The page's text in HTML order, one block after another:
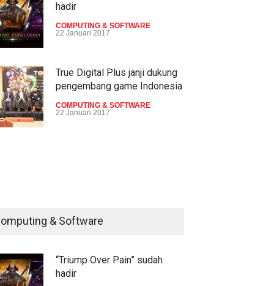
hadir
COMPUTING & SOFTWARE
22 Januari 2017
True Digital Plus janji dukung
pengembang game Indonesia
COMPUTING & SOFTWARE
22 Januari 2017
pandangan mata
TECH SPEC
& Software
“Triump Over Pain” sudah
hadir